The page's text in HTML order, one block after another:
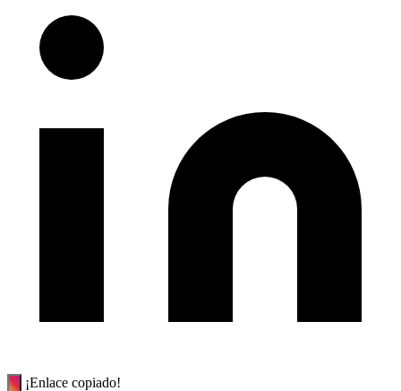
¡Enlace copiado!